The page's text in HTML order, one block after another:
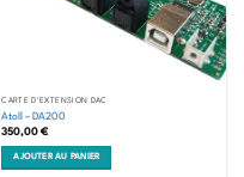
CARTE D'EXTENSION DAC
Atoll – DA200
350,00€
AJOUTER AU PANIER